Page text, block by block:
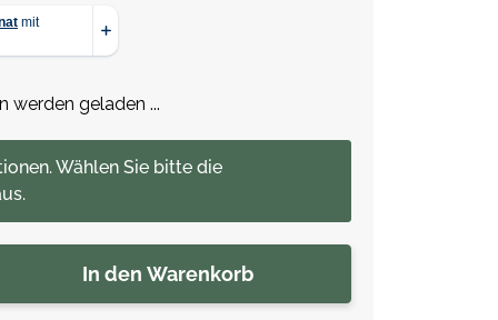
In den Warenkorb
Wählen Sie bitte die
werden geladen ...